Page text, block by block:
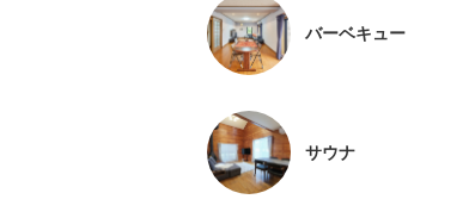
バーベキュー
サウナ